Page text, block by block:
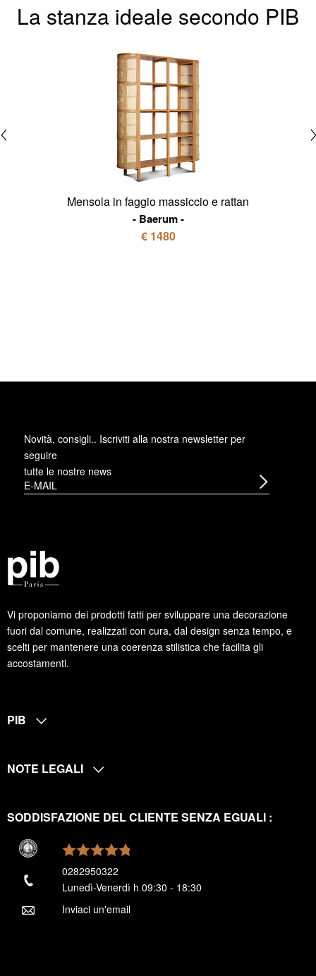
La stanza ideale secondo PIB
Mensola in faggio massiccio e rattan
Baerum
€ 1480
Vi proponiamo dei prodotti fatti per sviluppare una decorazione
fuori dal comune, realizzati con cura, dal design senza tempo, e
scelti per mantenere una coerenza stilistica che facilita gli
accostamenti.
Novità, consigli.. Iscriviti alla nostra newsletter per
seguire
tutte le nostre news
PIB
NOTE LEGALI
SODDISFAZIONE DEL CLIENTE SENZA EGUALI :
0282950322
Lunedì-Venerdì h 09:30 - 18:30
Inviaci un'email